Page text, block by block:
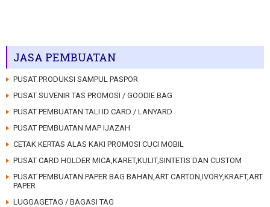
JASA PEMBUATAN
PUSAT PRODUKSI SAMPUL PASPOR
PUSAT SUVENIR TAS PROMOSI / GOODIE BAG
PUSAT PEMBUATAN TALI ID CARD / LANYARD
PUSAT PEMBUATAN MAP IJAZAH
CETAK KERTAS ALAS KAKI PROMOSI CUCI MOBIL
PUSAT CARD HOLDER MICA,KARET,KULIT,SINTETIS DAN CUSTOM
PUSAT PEMBUATAN PAPER BAG BAHAN,ART CARTON,IVORY,KRAFT,ART
PAPER
LUGGAGETAG / BAGASI TAG